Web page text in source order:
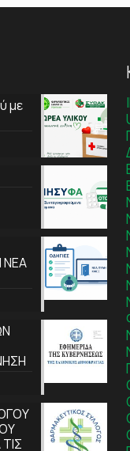
με
ΝΕΑ